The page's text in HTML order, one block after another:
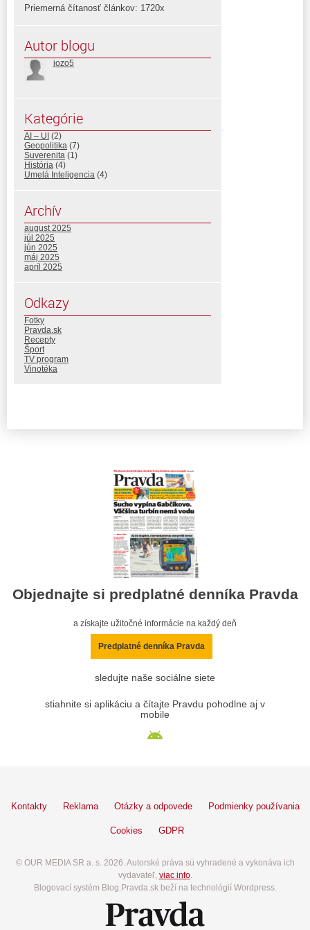
Priemerná čítanosť článkov: 1720x
Autor blogu
jozo5
Kategórie
AI – UI (2)
Geopolitika (7)
Suverenita (1)
História (4)
Umelá Inteligencia (4)
Archív
august 2025
júl 2025
jún 2025
máj 2025
apríl 2025
Odkazy
Fotky
Pravda.sk
Recepty
Šport
TV program
Vinotéka
Objednajte si predplatné denníka Pravda
a získajte užitočné informácie na každý deň
Predplatné denníka Pravda
sledujte naše sociálne siete
stiahnite si aplikáciu a čítajte Pravdu pohodlne aj v
mobile
Kontakty Reklama Otázky a odpovede Podmienky používania
Cookies GDPR
© OUR MEDIA SR a. s. 2026. Autorské práva sú vyhradené a vykonáva ich
vydavateľ, viac info.
Blogovací systém Blog.Pravda.sk beží na technológií Wordpress.